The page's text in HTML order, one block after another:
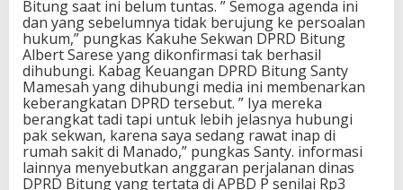
Bitung saat ini belum tuntas. ” Semoga agenda ini
dan yang sebelumnya tidak berujung ke persoalan
hukum,” pungkas Kakuhe Sekwan DPRD Bitung
Albert Sarese yang dikonfirmasi tak berhasil
dihubungi. Kabag Keuangan DPRD Bitung Santy
Mamesah yang dihubungi media ini membenarkan
keberangkatan DPRD tersebut. ” Iya mereka
berangkat tadi tapi untuk lebih jelasnya hubungi
pak sekwan, karena saya sedang rawat inap di
rumah sakit di Manado,” pungkas Santy. informasi
lainnya menyebutkan anggaran perjalanan dinas
DPRD Bitung yang tertata di APBD P senilai Rp3